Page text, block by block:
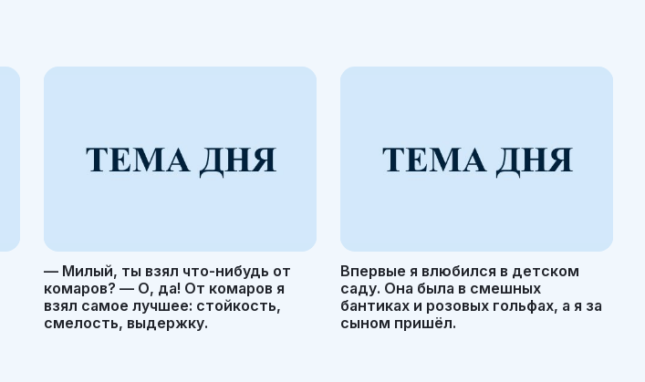
— Милый, ты взял что-нибудь от
комаров? — О, да! От комаров я
взял самое лучшее: стойкость,
смелость, выдержку.
Впервые я влюбился в детском
саду. Она была в смешных
бантиках и розовых гольфах, а я за
сыном пришёл.